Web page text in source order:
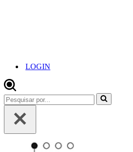
LOGIN
Pesquisar
por...